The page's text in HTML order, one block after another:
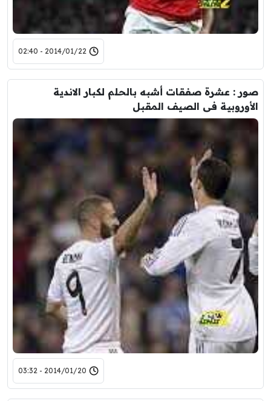
2014/01/22 - 02:40
صور : عشرة صفقات أشبه بالحلم لكبار الاندية
الأوروبية فى الصيف المقبل
2014/01/20 - 03:32